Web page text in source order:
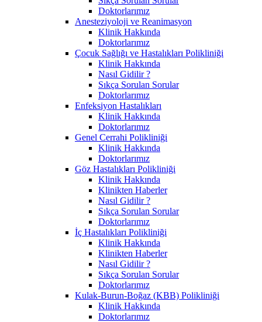
Doktorlarımız
Anesteziyoloji ve Reanimasyon
Klinik Hakkında
Doktorlarımız
Çocuk Sağlığı ve Hastalıkları Polikliniği
Klinik Hakkında
Nasıl Gidilir ?
Sıkça Sorulan Sorular
Doktorlarımız
Enfeksiyon Hastalıkları
Klinik Hakkında
Doktorlarımız
Genel Cerrahi Polikliniği
Klinik Hakkında
Doktorlarımız
Göz Hastalıkları Polikliniği
Klinik Hakkında
Klinikten Haberler
Nasıl Gidilir ?
Sıkça Sorulan Sorular
Doktorlarımız
İç Hastalıkları Polikliniği
Klinik Hakkında
Klinikten Haberler
Nasıl Gidilir ?
Sıkça Sorulan Sorular
Doktorlarımız
Kulak-Burun-Boğaz (KBB) Polikliniği
Klinik Hakkında
Doktorlarımız